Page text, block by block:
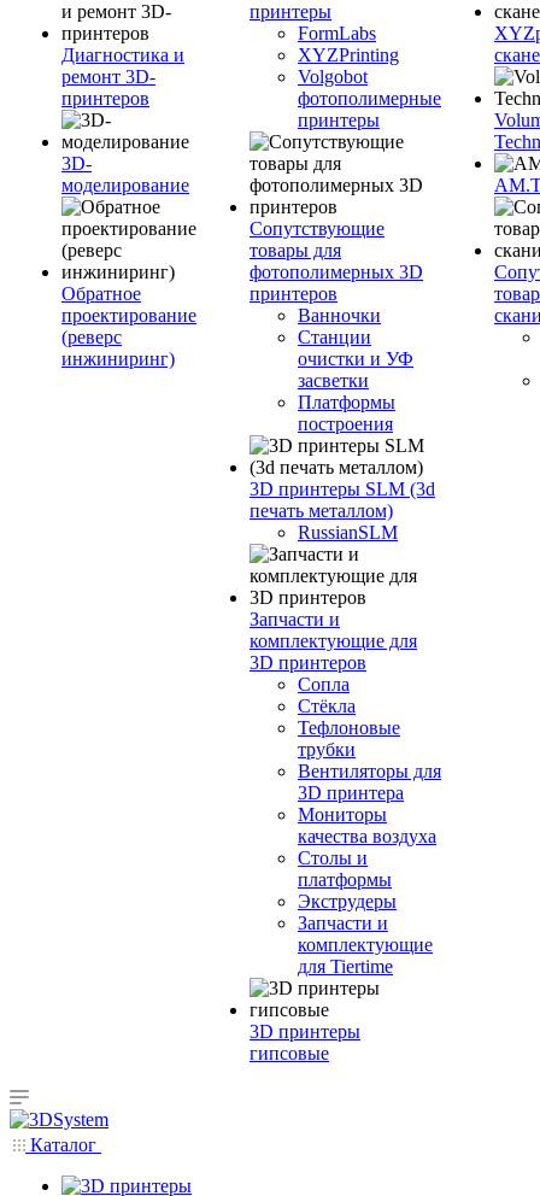
Диагностика и
ремонт 3D-
принтеров
3D-
моделирование
Обратное
проектирование
(реверс
инжиниринг)
принтеры
FormLabs
XYZPrinting
Volgobot
фотополимерные
принтеры
Сопутствующие
товары для
фотополимерных 3D
принтеров
Ванночки
Станции
очистки и УФ
засветки
Платформы
построения
3D принтеры SLM (3d
печать металлом)
RussianSLM
Запчасти и
комплектующие для
3D принтеров
Сопла
Cтёкла
Тефлоновые
трубки
Вентиляторы для
3D принтера
Мониторы
качества воздуха
Столы и
платформы
Экструдеры
Запчасти и
комплектующие
для Tiertime
3D принтеры
гипсовые
Каталог